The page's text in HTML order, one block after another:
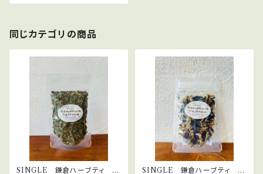
同じカテゴリの商品
SINGLE 鎌倉ハーブティ ペ SINGLE 鎌倉ハーブティ バ